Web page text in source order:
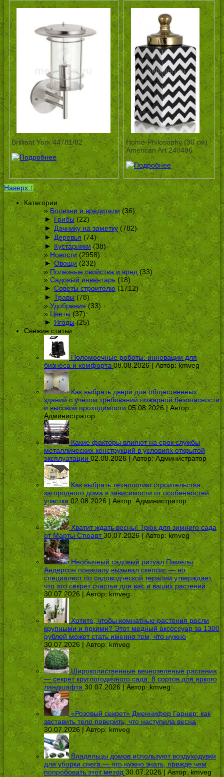
Brilliant York 44781/82
Home-Philosophy (30 см)
American Art 240486
Наверх ↑
Категории
Болезни и вредители(36)
► Грибы(22)
► Дачнику на заметку (782)
► Деревья (74)
► Кустарники(38)
Новости(2958)
► Овощи(232)
Полезные свойства и вред(33)
Садовый инвентарь (18)
► Советы строителю (1712)
► Травы(78)
Удобрения (33)
Цветы(37)
► Ягоды(25)
Свежие статьи
Поломоечные роботы: инновации для
бизнеса и комфорта 08.08.2026 | Автор:kmveg
Как выбрать двери для общественных
зданий с учётом требований пожарной безопасности
и высокой проходимости 05.08.2026 | Автор:
Администратор
Какие факторы влияют на срок службы
металлических конструкций в условиях открытой
эксплуатации 02.08.2026 | Автор:Администратор
Как выбрать технологию строительства
загородного дома в зависимости от особенностей
участка 02.08.2026 | Автор:Администратор
Хватит ждать весны! Трюк для зимнего сада
от Марты Стюарт 30.07.2026 | Автор: kmveg
Необычный садовый ритуал Памелы
Андерсон поначалу вызывал скепсис — но
специалист по садоводческой терапии утверждает,
что это секрет счастья для вас и ваших растений
30.07.2026 | Автор:kmveg
Хотите, чтобы комнатные растения росли
крупными и яркими? Этот медный аксессуар за 1300
рублей может стать именно тем, что нужно
30.07.2026 | Автор:kmveg
Широколиственные вечнозеленые растения
— секрет круглогодичного сада: 8 сортов для яркого
ландшафта 30.07.2026 | Автор:kmveg
«Розовый секрет» Дженнифер Гарнер: как
заставить тело поверить, что наступила весна
30.07.2026 | Автор: kmveg
Владельцы домов используют воздуходувки
для уборки снега — что нужно знать, прежде чем
попробовать этот метод 30.07.2026 | Автор:kmveg